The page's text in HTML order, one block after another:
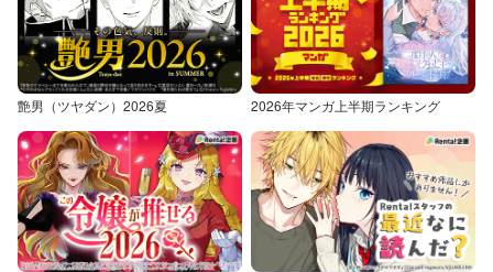
艶男（ツヤダン）2026夏 2026年マンガ上半期ランキング